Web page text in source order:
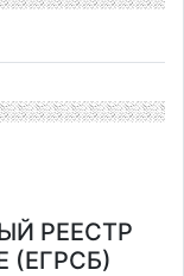
РЕЕСТР
(ЕГРСБ)